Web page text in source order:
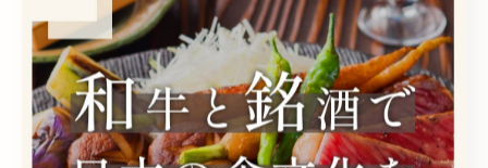
関連タグ
#居酒屋